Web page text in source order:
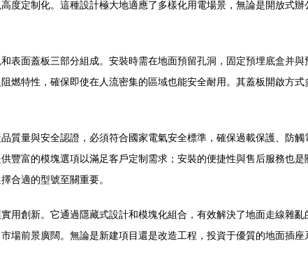
度定制化。這種設計極大地適應了多樣化用電場景，無論是開放式
表面蓋板三部分組成。安裝時需在地面預留孔洞，固定預埋底盒并
燃特性，確保即使在人流密集的區域也能安全耐用。其蓋板開啟方
質量與安全認證，必須符合國家電氣安全標準，確保過載保護、防
豐富的模塊選項以滿足客戶定制需求；安裝的便捷性與售后服務也
合適的型號至關重要。
用創新。它通過隱藏式設計和模塊化組合，有效解決了地面走線雜
場前景廣闊。無論是新建項目還是改造工程，投資于優質的地面插